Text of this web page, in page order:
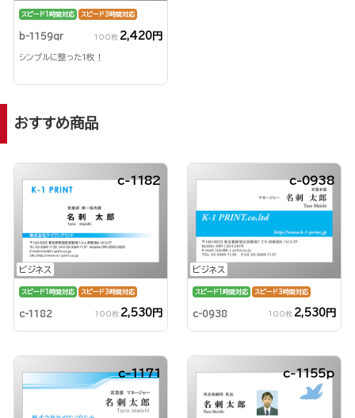
スピード1時間対応 スピード3時間対応
b-1159qr 100枚 2,420円
シンプルに整った1枚！
おすすめ商品
ビジネス
c-1182
スピード1時間対応 スピード3時間対応
c-1182 100枚 2,530円
ビジネス
c-0938
スピード1時間対応 スピード3時間対応
c-0938 100枚 2,530円
c-1171 c-1155p